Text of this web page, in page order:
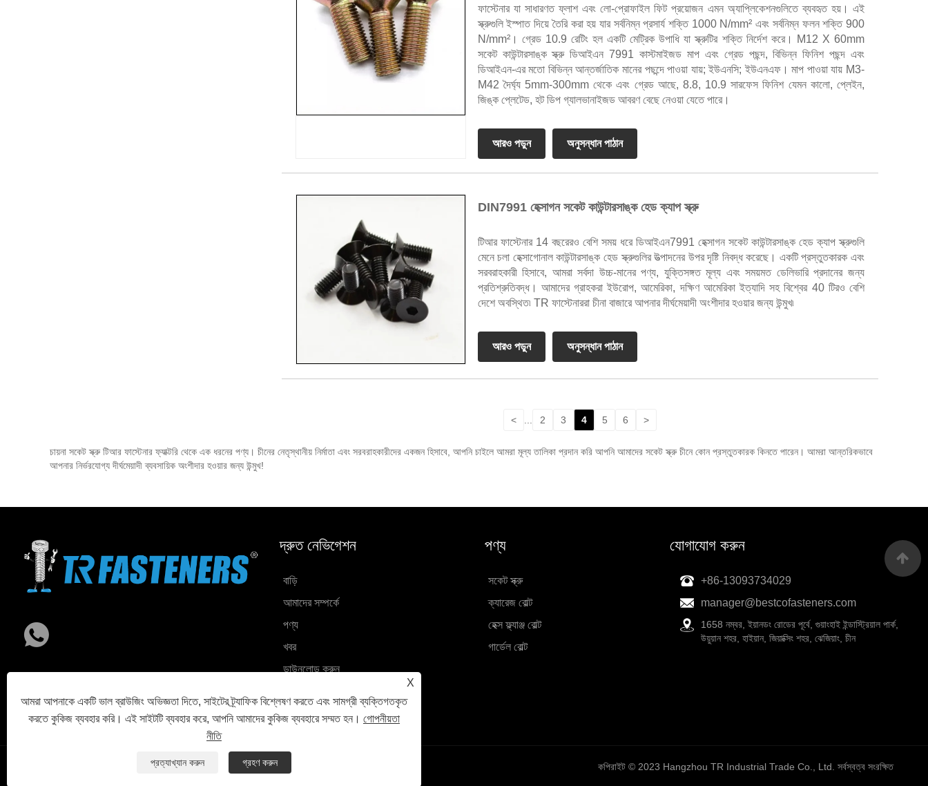
ফাস্টেনার যা সাধারণত ফ্লাশ এবং লো-প্রোফাইল ফিট প্রয়োজন এমন অ্যাপ্লিকেশনগুলিতে ব্যবহৃত হয়। এই
স্ক্রুগুলি ইস্পাত দিয়ে তৈরি করা হয় যার সর্বনিম্ন প্রসার্য শক্তি 1000 N/mm² এবং সর্বনিম্ন ফলন শক্তি 900
N/mm²। গ্রেড 10.9 রেটিং হল একটি মেট্রিক উপাধি যা স্ক্রুটির শক্তি নির্দেশ করে। M12 X 60mm
সকেট কাউন্টারসাঙ্ক স্ক্রু ডিআইএন 7991 কাস্টমাইজড মাপ এবং গ্রেড পছন্দ, বিভিন্ন ফিনিশ পছন্দ এবং
ডিআইএন-এর মতো বিভিন্ন আন্তর্জাতিক মানের পছন্দে পাওয়া যায়; ইউএনসি; ইউএনএফ। মাপ পাওয়া যায় M3-
M42 দৈর্ঘ্য 5mm-300mm থেকে এবং গ্রেড আছে, 8.8, 10.9 সারফেস ফিনিশ যেমন কালো, প্লেইন,
জিঙ্ক প্লেটেড, হট ডিপ গ্যালভানাইজড আবরণ বেছে নেওয়া যেতে পারে।
আরও পড়ুন অনুসন্ধান পাঠান
DIN7991 হেক্সাগন সকেট কাউন্টারসাঙ্ক হেড ক্যাপ স্ক্রু
টিআর ফাস্টেনার 14 বছরেরও বেশি সময় ধরে ডিআইএন7991 হেক্সাগন সকেট কাউন্টারসাঙ্ক হেড ক্যাপ স্ক্রুগুলি
মেনে চলা হেক্সাগোনাল কাউন্টারসাঙ্ক হেড স্ক্রুগুলির উত্পাদনের উপর দৃষ্টি নিবদ্ধ করেছে। একটি প্রস্তুতকারক এবং
সরবরাহকারী হিসাবে, আমরা সর্বদা উচ্চ-মানের পণ্য, যুক্তিসঙ্গত মূল্য এবং সময়মত ডেলিভারি প্রদানের জন্য
প্রতিশ্রুতিবদ্ধ। আমাদের গ্রাহকরা ইউরোপ, আমেরিকা, দক্ষিণ আমেরিকা ইত্যাদি সহ বিশ্বের 40 টিরও বেশি
দেশে অবস্থিত৷ TR ফাস্টেনাররা চীনা বাজারে আপনার দীর্ঘমেয়াদী অংশীদার হওয়ার জন্য উন্মুখ৷
আরও পড়ুন অনুসন্ধান পাঠান
< 2 3 4 5 6 >
চায়না সকেট স্ক্রু টিআর ফাস্টেনার ফ্যাক্টরি থেকে এক ধরনের পণ্য। চীনের নেতৃস্থানীয় নির্মাতা এবং সরবরাহকারীদের একজন হিসাবে, আপনি চাইলে আমরা মূল্য তালিকা প্রদান করি আপনি আমাদের সকেট স্ক্রু চীনে কোন প্রস্তুতকারক কিনতে পারেন। আমরা আন্তরিকভাবে
আপনার নির্ভরযোগ্য দীর্ঘমেয়াদী ব্যবসায়িক অংশীদার হওয়ার জন্য উন্মুখ!
X
আমরা আপনাকে একটি ভাল ব্রাউজিং অভিজ্ঞতা দিতে, সাইটের ট্র্যাফিক বিশ্লেষণ করতে এবং সামগ্রী ব্যক্তিগতকৃত
করতে কুকিজ ব্যবহার করি। এই সাইটটি ব্যবহার করে, আপনি আমাদের কুকিজ ব্যবহারে সম্মত হন। গোপনীয়তা
নীতি
প্রত্যাখ্যান করুন গ্রহণ করুন
দ্রুত নেভিগেশন
বাড়ি
আমাদের সম্পর্কে
পণ্য
খবর
ডাউনলোড করুন
আমাদের সাথে যোগাযোগ করুন
পণ্য
সকেট স্ক্রু
ক্যারেজ বোল্ট
হেক্স ফ্ল্যাঞ্জ বোল্ট
গার্ডেল বোল্ট
যোগাযোগ করুন
+86-13093734029
manager@bestcofasteners.com
1658 নম্বর, ইয়ানডং রোডের পূর্বে, গুয়াংহাই ইন্ডাস্ট্রিয়াল পার্ক,
উয়ুয়ান শহর, হাইয়ান, জিয়াক্সিং শহর, ঝেজিয়াং, চীন
XML গোপনীয়তা নীতি কপিরাইট © 2023 Hangzhou TR Industrial Trade Co., Ltd. সর্বস্বত্ব সংরক্ষিত